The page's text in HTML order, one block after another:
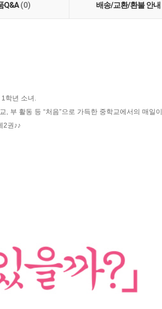
Q&A(0) 배송/교환/환불 안내
학년 소녀.
부 활동 등 “처음”으로 가득한 중학교에서의 매일이
2권♪♪